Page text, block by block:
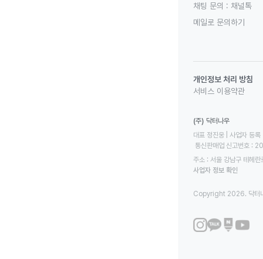
채팅 문의 : 채널톡
메일로 문의하기
개인정보 처리 방침
서비스 이용약관
(주) 닥터나우
대표 정진웅 | 사업자
통신판매업 신고번호
주소 : 서울 강남구 테헤
사업자 정보 확인
Copyright 2026. 닥터